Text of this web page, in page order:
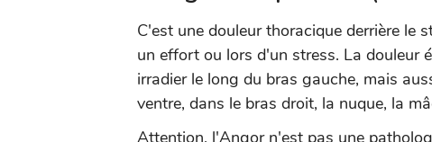
C'est une douleur thoracique derrière le
un effort ou lors d'un stress. La douleur
irradier le long du bras gauche, mais
ventre, dans le bras droit, la nuque, la
Attention, l'Angor n'est pas une